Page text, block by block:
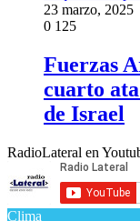
23 marzo, 2025
0 125
Fuerzas
cuarto
de Israel
RadioLateral en
Clima